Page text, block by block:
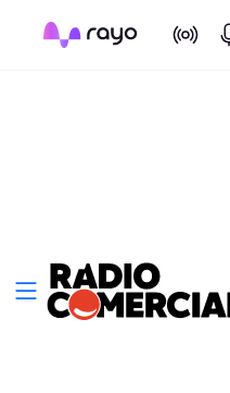
On Air